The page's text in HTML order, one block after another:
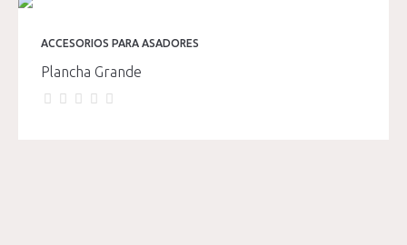
ACCESORIOS PARA ASADORES
Plancha Grande